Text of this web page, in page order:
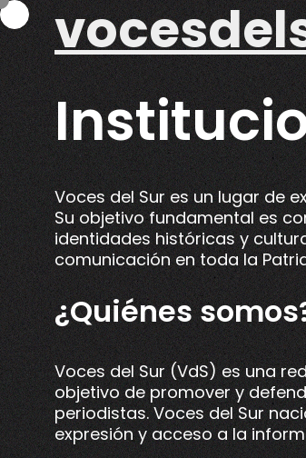
Skip
to
content
Voces del Sur es un lugar de
Su objetivo fundamental es
identidades históricas y
comunicación en toda la
¿Quiénes
Voces del Sur (VdS) es una
objetivo de promover y
periodistas. Voces del Sur
expresión y acceso a la